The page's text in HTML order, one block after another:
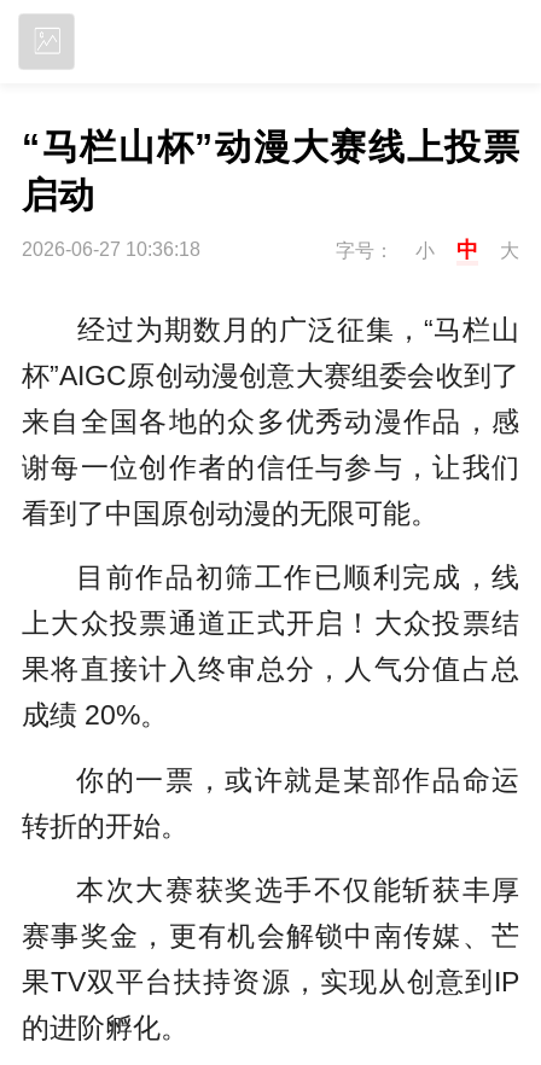
“马栏山杯”动漫大赛线上投票
启动
2026-06-27 10:36:18 字号： 小 中 大
经过为期数月的广泛征集，“马栏山
杯”AIGC原创动漫创意大赛组委会收到了
来自全国各地的众多优秀动漫作品，感
谢每一位创作者的信任与参与，让我们
看到了中国原创动漫的无限可能。
目前作品初筛工作已顺利完成，线
上大众投票通道正式开启！大众投票结
果将直接计入终审总分，人气分值占总
成绩 20%。
你的一票，或许就是某部作品命运
转折的开始。
本次大赛获奖选手不仅能斩获丰厚
赛事奖金，更有机会解锁中南传媒、芒
果TV双平台扶持资源，实现从创意到IP
的进阶孵化。